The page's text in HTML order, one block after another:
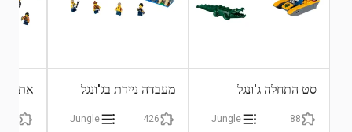
סט התחלה ג'ונגל
88
Jungle
מעבדה ניידת בג'ונגל
426
Jungle
אתר